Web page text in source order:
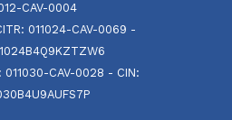
CAV-0004
011024-CAV-0069 -
011030-CAV-0028 - CIN: